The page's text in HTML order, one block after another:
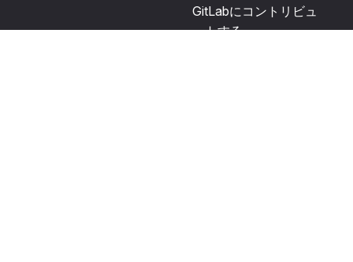
GitLabにコントリビュ
ートする